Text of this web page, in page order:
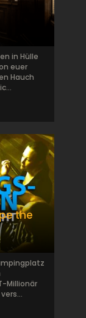
in Hülle
euer
Hauch
the
Millionär